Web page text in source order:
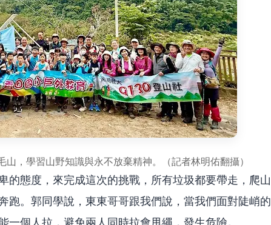
，學習山野知識與永不放棄精神。（記者林明佑翻攝）
的態度，來完成這次的挑戰，所有垃圾都要帶走，爬山
跑。郭同學說，東東哥哥跟我們說，當我們面對陡峭的
一個人拉，避免兩人同時拉會甩繩，發生危險。